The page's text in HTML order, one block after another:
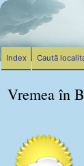
Vremea în
Index Caută